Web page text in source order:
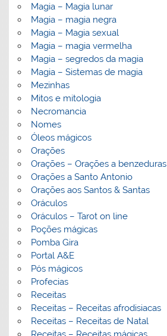
Magia – Magia lunar
Magia – magia negra
Magia – Magia sexual
Magia – magia vermelha
Magia – segredos da magia
Magia – Sistemas de magia
Mezinhas
Mitos e mitologia
Necromancia
Nomes
Óleos mágicos
Orações
Orações – Orações a
Orações a Santo Antonio
Orações aos Santos & Santas
Oráculos
Oráculos – Tarot on line
Poções mágicas
Pomba Gira
Portal A&E
Pós mágicos
Profecias
Receitas
Receitas – Receitas afrodisiacas
Receitas – Receitas de Natal